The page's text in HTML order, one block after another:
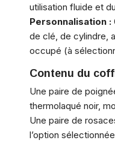
utilisation fluide et
Personnalisation :
de clé, de cylindre,
occupé (à
Contenu du
Une paire de
thermolaqué noir,
Une paire de
l’option